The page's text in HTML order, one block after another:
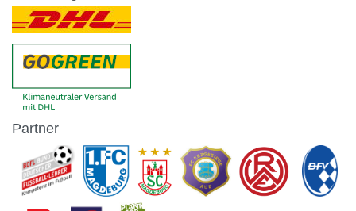
Partner